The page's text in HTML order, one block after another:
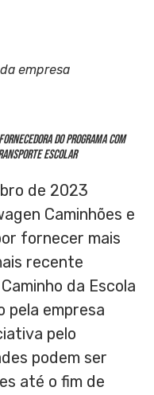
empresa
do programa com
escolar
de 2023
Caminhões e
fornecer mais
recente
da Escola
pela empresa
pelo
podem ser
até o fim de